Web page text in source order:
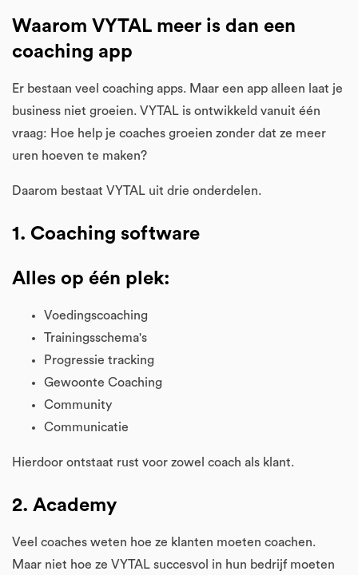
Waarom VYTAL meer is dan een
coaching app
Er bestaan veel coaching apps. Maar een app alleen laat je
business niet groeien. VYTAL is ontwikkeld vanuit één
vraag: Hoe help je coaches groeien zonder dat ze meer
uren hoeven te maken?
Daarom bestaat VYTAL uit drie onderdelen.
1. Coaching software
Alles op één plek:
Voedingscoaching
Trainingsschema's
Progressie tracking
Gewoonte Coaching
Community
Communicatie
Hierdoor ontstaat rust voor zowel coach als klant.
2. Academy
Veel coaches weten hoe ze klanten moeten coachen.
Maar niet hoe ze VYTAL succesvol in hun bedrijf moeten